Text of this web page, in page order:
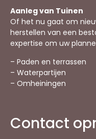
Aanleg van Tuinen
Of het nu gaat om
herstellen van een
expertise om uw
– Paden en terrassen
– Waterpartijen
– Omheiningen
Contact